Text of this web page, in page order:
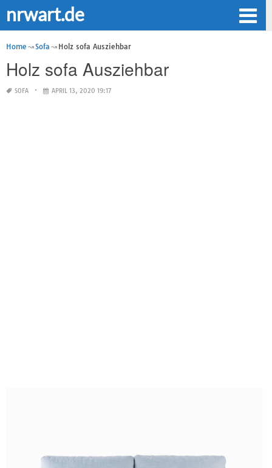
nrwart.de
Home Sofa Holz sofa Ausziehbar
Holz sofa Ausziehbar
SOFA APRIL 13, 2020 19:17